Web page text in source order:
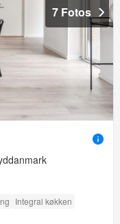
7 Fotos
Integral køkken